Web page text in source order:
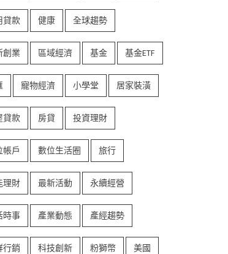
貸款 健康 全球趨勢
創業 區域經濟 基金 基金ETF
寵物經濟 小學堂 居家裝潢
貸款 房貸 投資理財
帳戶 數位生活圈 旅行
理財 最新活動 永續經營
時事 產業動態 產經趨勢
行銷 科技創新 粉獅幣 美國